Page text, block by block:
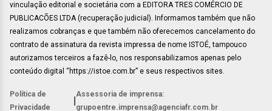
vinculação editorial e societária com a EDITORA TRES COMÉRCIO DE
PUBLICACÕES LTDA (recuperação judicial). Informamos também que não
realizamos cobranças e que também não oferecemos cancelamento do
contrato de assinatura da revista impressa de nome ISTOÉ, tampouco
autorizamos terceiros a fazê-lo, nos responsabilizamos apenas pelo
conteúdo digital “https://istoe.com.br” e seus respectivos sites.
Política de
Privacidade
Assessoria de imprensa:
grupoentre.imprensa@agenciafr.com.br